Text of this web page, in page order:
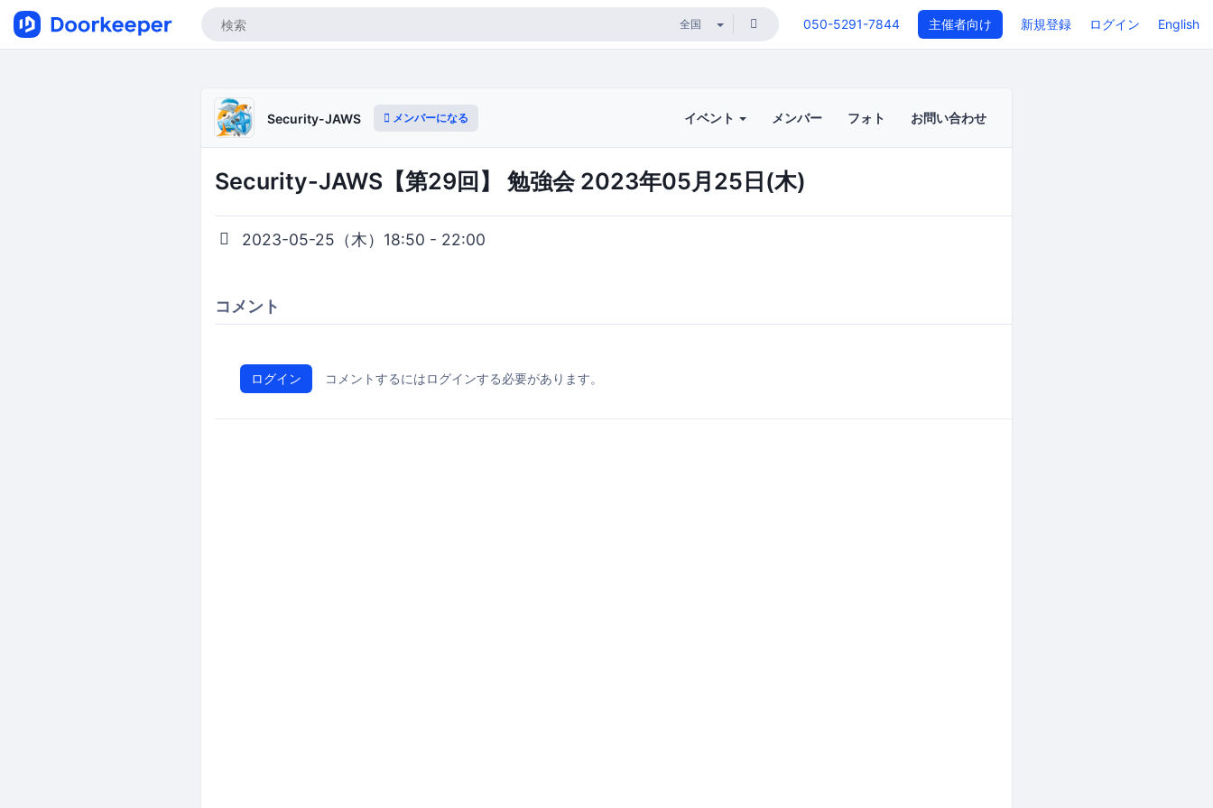
050-5291-7844 主催者向け 新規登録 ログイン English
Security-JAWS メンバーになる イベント メンバー フォト お問い合わせ
Security-JAWS【第29回】 勉強会 2023年05月25日(木)
2023-05-25（木）18:50 - 22:00
コメント
ログイン コメントするにはログインする必要があります。